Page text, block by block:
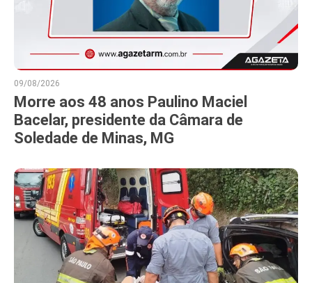
09/08/2026
Morre aos 48 anos Paulino Maciel
Bacelar, presidente da Câmara de
Soledade de Minas, MG